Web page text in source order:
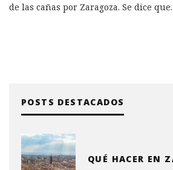
de las cañas por Zaragoza. Se dice que
POSTS DESTACADOS
QUÉ HACER EN